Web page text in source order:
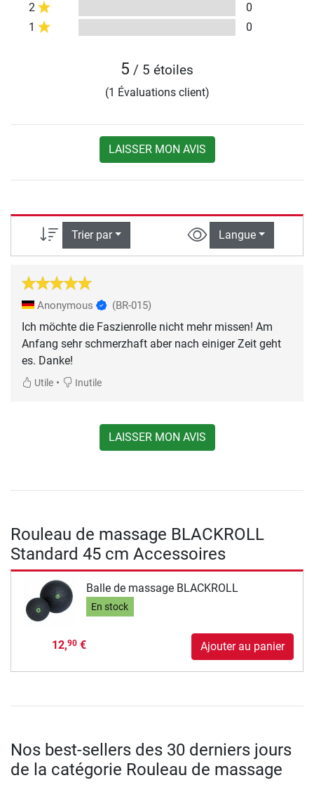
2
0
1
0
5 / 5 étoiles
(1 Évaluations client)
LAISSER MON AVIS
Trier par Langue
Anonymous (BR-015)
Ich möchte die Faszienrolle nicht mehr missen! Am
Anfang sehr schmerzhaft aber nach einiger Zeit geht
es. Danke!
Utile • Inutile
LAISSER MON AVIS
Rouleau de massage BLACKROLL
Standard 45 cm Accessoires
Balle de massage BLACKROLL
En stock
12,90€ Ajouter au panier
Nos best-sellers des 30 derniers jours
de la catégorie Rouleau de massage